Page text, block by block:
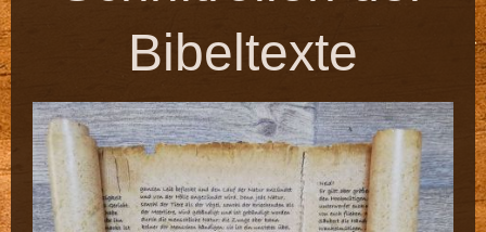
Bibeltexte